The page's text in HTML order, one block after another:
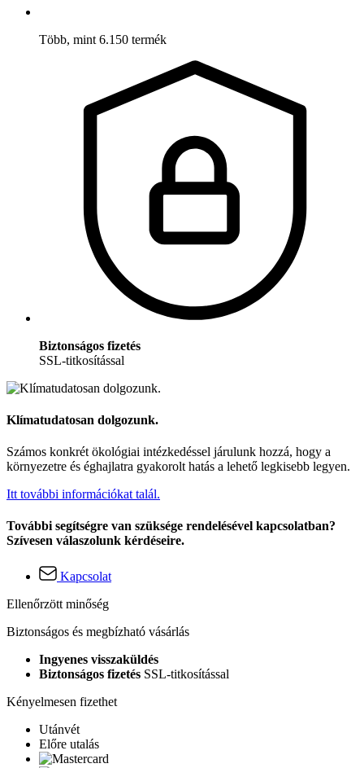
Több, mint 6.150 termék
Biztonságos fizetés
SSL-titkosítással
Klímatudatosan dolgozunk.
Számos konkrét ökológiai intézkedéssel járulunk hozzá, hogy a
környezetre és éghajlatra gyakorolt hatás a lehető legkisebb legyen.
Itt további információkat talál.
További segítségre van szüksége rendelésével kapcsolatban?
Szívesen válaszolunk kérdéseire.
Kapcsolat
Ellenőrzött minőség
Biztonságos és megbízható vásárlás
Ingyenes visszaküldés
Biztonságos fizetés SSL-titkosítással
Kényelmesen fizethet
Utánvét
Előre utalás